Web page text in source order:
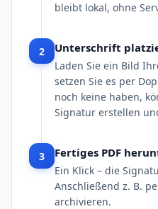
bleibt lokal, ohne
2 Unterschrift
Laden Sie ein Bild
setzen Sie es per
noch keine haben,
Signatur erstellen
3 Fertiges PDF
Ein Klick – die
Anschließend z. B.
archivieren.